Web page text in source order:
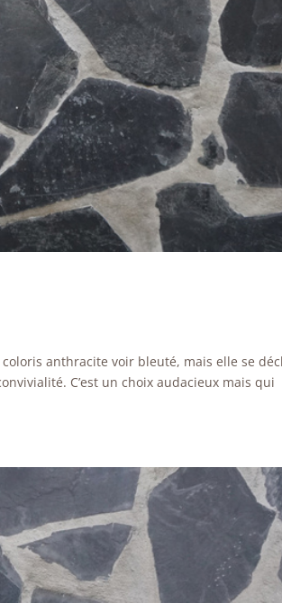
coloris anthracite voir bleuté, mais elle se
C’est un choix audacieux mais qui